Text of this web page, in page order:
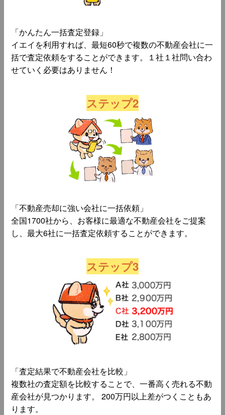
「かんたん一括査定登録」
イエイを利用すれば、最短60秒で複数の不動産会社に一
括で査定依頼をすることができます。１社１社問い合わ
せていく必要はありません！
ステップ2
「不動産売却に強い会社に一括依頼」
全国1700社から、お客様に最適な不動産会社をご提案
し、最大6社に一括査定依頼することができます。
ステップ3
「査定結果で不動産会社を比較」
複数社の査定額を比較することで、一番高く売れる不動
産会社が見つかります。 200万円以上差がつくこともあ
ります。